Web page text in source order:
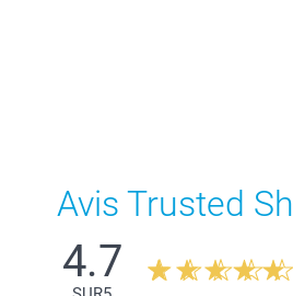
Avis Trusted
4.7